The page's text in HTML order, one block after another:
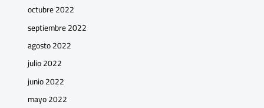
octubre 2022
septiembre 2022
agosto 2022
julio 2022
junio 2022
mayo 2022